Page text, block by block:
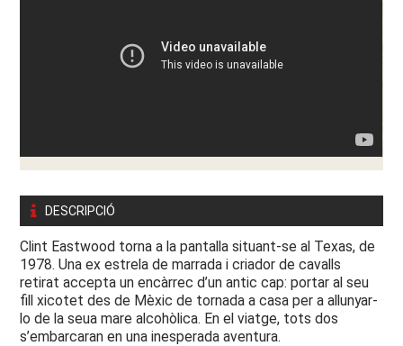
DESCRIPCIÓ
Clint Eastwood torna a la pantalla situant-se al Texas, de
1978. Una ex estrela de marrada i criador de cavalls
retirat accepta un encàrrec d’un antic cap: portar al seu
fill xicotet des de Mèxic de tornada a casa per a allunyar-
lo de la seua mare alcohòlica. En el viatge, tots dos
s’embarcaran en una inesperada aventura.